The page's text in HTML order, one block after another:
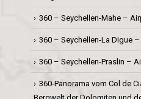
360 – Seychellen-Mahe –
360 – Seychellen-La Digue
360 – Seychellen-Praslin –
360-Panorama vom Col de